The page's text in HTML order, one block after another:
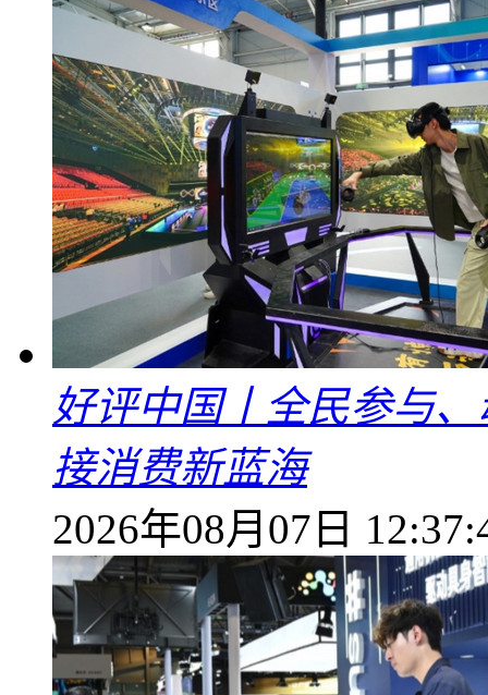
好评中国丨全民参与
接消费新蓝海
2026年08月07日